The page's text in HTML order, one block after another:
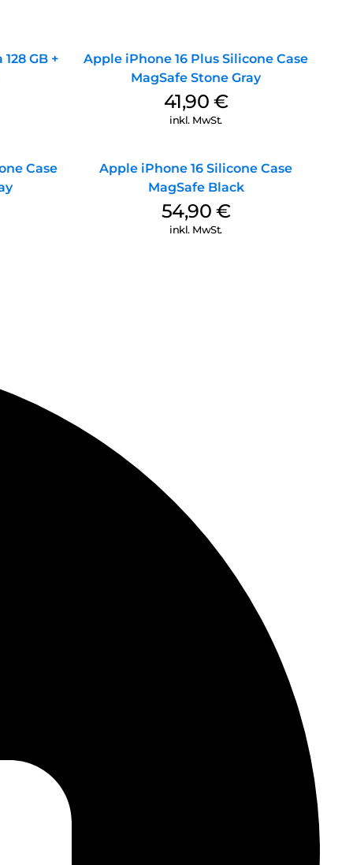
GB +
Apple iPhone 16 Plus Silicone Case
MagSafe Stone Gray
41,90 €
inkl. MwSt.
Case
Apple iPhone 16 Silicone Case
MagSafe Black
54,90 €
inkl. MwSt.